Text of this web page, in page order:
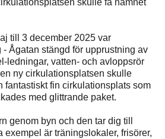
skulle få namnet
till 3 december 2025 var
- Ågatan stängd för upprustning av
ledningar, vatten- och avloppsrör
ny cirkulationsplatsen skulle
fantastiskt fin cirkulationsplats som
med glittrande paket.
genom byn och den tar dig till
exempel är träningslokaler, frisörer,